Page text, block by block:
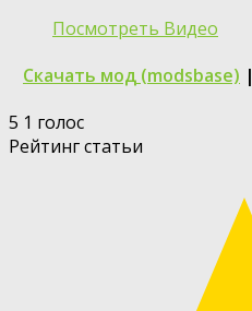
Посмотреть Видео
Скачать мод (modsbase) |
5 1 голос
Рейтинг статьи